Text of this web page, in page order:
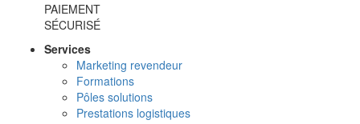
PAIEMENT
SÉCURISÉ
Services
Marketing revendeur
Formations
Pôles solutions
Prestations logistiques